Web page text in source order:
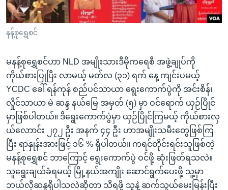
သို့
ကျော်
ကြည့်
ရှာဖွေ
ရန်
နေရာ
သို့
ကျော်
ရန်
ဗွီအိုအေ လူမှုကွန်ယက်များ
ဘာသာစကားများ
နန့်စုရွှေစင်
မနန့်စုရွှေစင်ဟာ NLD အမျိုးသားဒီမိုကရေစီ အဖွဲ့ချုပ်ကို
ကိုယ်စားပြုပြီး လာမယ့် မတ်လ (၃၁) ရက် နေ့ ကျင်းပမယ့်
YCDC ခေါ် ရန်ကုန် စည်ပင်သာယာ ရွေးကောက်ပွဲကို အင်းစိန်၊
လှိုင်သာယာ မဲ ဆန္ဒ နယ်မြေ အမှတ် (၅) မှာ ဝင်ရောက် ယှဉ်ပြိုင်
မှာဖြစ်ပါတယ်။ ဒီရွေးကောက်ပွဲမှာ ယှဉ်ပြိုင်ကြမယ့် ကိုယ်စားလှ
ယ်လောာင်း ၂၇၂ ဦး အနက် ၄၄ ဦး ဟာအမျိုးသမီးတွေဖြစ်ကြ
ပြီး ရာနှုန်းအားဖြင့် ၁၆ % ရှိပါတယ်။ ကရင်တိုင်းရင်းသူဖြစ်တဲ့
မနန့်စုရွှေစင် ဘာကြောင့် ရွေးကောက်ပွဲ ဝင်ဖို့ ဆုံးဖြတ်ရသလဲ။
သူရွေးချယ်ခံရမယ့် မြို့နယ်အကျိုး ဆောင်ရွက်ပေးဖို့ သူ့မှာ
ဘယ်လိုဆန္ဒရှိပါသလဲဆိုတာ သိရဖို့ သူနဲ့ ဆက်သွယ်မေးမြန်းပြီး